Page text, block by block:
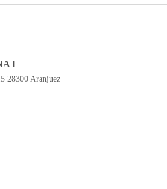
I
28300 Aranjuez